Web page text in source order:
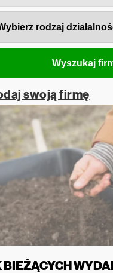
Wyszukaj
swoją firmę
BIEŻĄCYCH